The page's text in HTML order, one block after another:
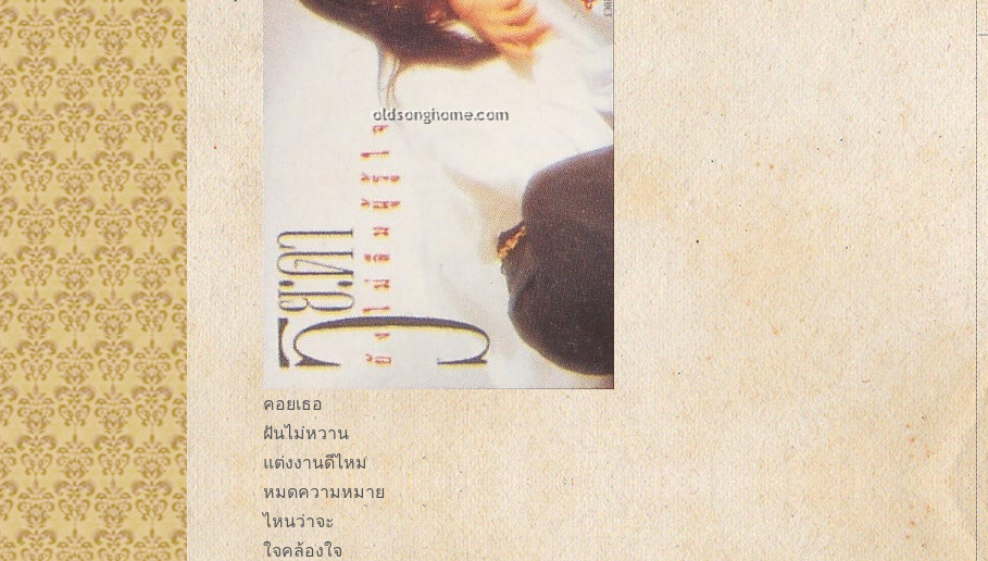
คอยเธอ
ฝันไม่หวาน
แต่งงานดีไหม
หมดความหมาย
ไหนว่าจะ
ใจคล้องใจ